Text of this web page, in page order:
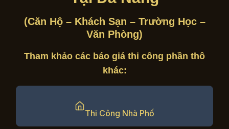
(Căn Hộ – Khách Sạn – Trường Học –
Văn Phòng)
Tham khảo các báo giá thi công phần thô
khác:
Thi Công Nhà Phố